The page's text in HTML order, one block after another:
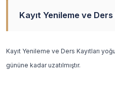
Kayıt Yenileme ve Ders
Kayıt Yenileme ve Ders Kayıtları
gününe kadar uzatılmıştır.